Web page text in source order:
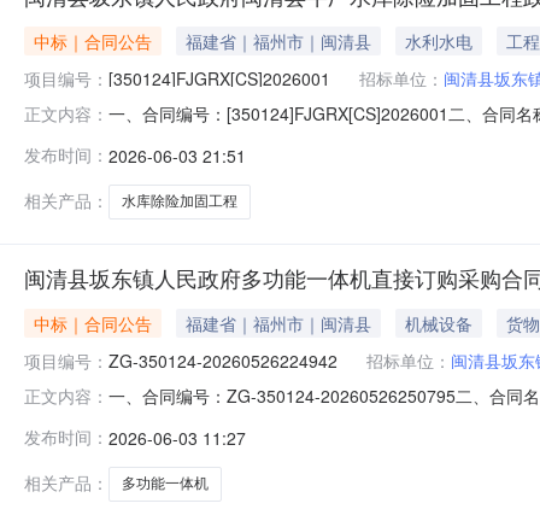
中标｜合同公告 福建省｜福州市｜闽清县 水利水电
工程
项目编号： [350124]FJGRX[CS]2026001 招标单位： 闽清县坂东
正文内容： 一、合同编号：[350124]FJGRX[CS]2026001二、合同
塔庄街91号联系方式：13805027533六、合同主要信息
发布时间： 2026-06-03 21:51
相关产品：
水库除险加固工程
闽清县坂东镇人民政府多功能一体机直接订购采购合
中标｜合同公告 福建省｜福州市｜闽清县 机械设备
货物
项目编号： ZG-350124-20260526224942 招标单位： 闽清县坂
正文内容： 一、合同编号：ZG-350124-20260526250795二、合同
北极龙数码科技有限公司地址：福建省福州市台江区新
发布时间： 2026-06-03 11:27
相关产品：
多功能一体机